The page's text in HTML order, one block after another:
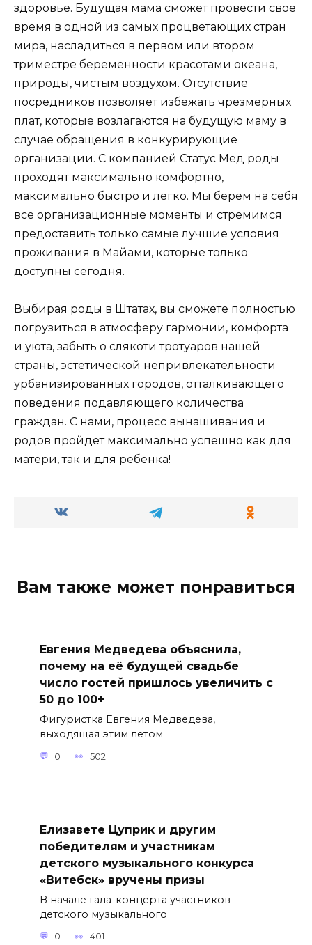
здоровье. Будущая мама сможет провести свое
время в одной из самых процветающих стран
мира, насладиться в первом или втором
триместре беременности красотами океана,
природы, чистым воздухом. Отсутствие
посредников позволяет избежать чрезмерных
плат, которые возлагаются на будущую маму в
случае обращения в конкурирующие
организации. С компанией Статус Мед роды
проходят максимально комфортно,
максимально быстро и легко. Мы берем на себя
все организационные моменты и стремимся
предоставить только самые лучшие условия
проживания в Майами, которые только
доступны сегодня.
Выбирая роды в Штатах, вы сможете полностью
погрузиться в атмосферу гармонии, комфорта
и уюта, забыть о слякоти тротуаров нашей
страны, эстетической непривлекательности
урбанизированных городов, отталкивающего
поведения подавляющего количества
граждан. С нами, процесс вынашивания и
родов пройдет максимально успешно как для
матери, так и для ребенка!
Вам также может понравиться
Евгения Медведева объяснила,
почему на её будущей свадьбе
число гостей пришлось увеличить с
50 до 100+
Фигуристка Евгения Медведева,
выходящая этим летом
0 502
Елизавете Цуприк и другим
победителям и участникам
детского музыкального конкурса
«Витебск» вручены призы
В начале гала-концерта участников
детского музыкального
0 401